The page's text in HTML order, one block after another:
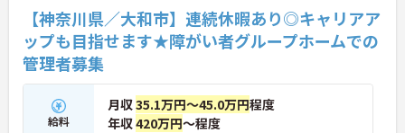
【神奈川県／大和市】連続休暇あり◎キャリアア
ップも目指せます★障がい者グループホームでの
管理者募集
給料
月収35.1万円～45.0万円程度
年収420万円～程度